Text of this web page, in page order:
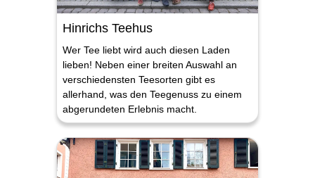
Hinrichs Teehus
Wer Tee liebt wird auch diesen Laden
lieben! Neben einer breiten Auswahl an
verschiedensten Teesorten gibt es
allerhand, was den Teegenuss zu einem
abgerundeten Erlebnis macht.